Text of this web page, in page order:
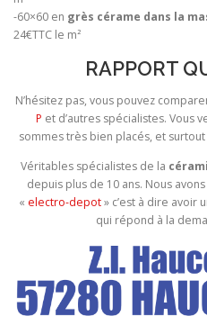
-60×60 en grès cérame dans la
24€TTC le m²
RAPPORT
N’hésitez pas, vous pouvez
P et d’autres spécialistes. Vous
sommes très bien placés, et
Véritables spécialistes de la
depuis plus de 10 ans. Nous
« electro-depot» c’est à dire avoir
qui répond à la